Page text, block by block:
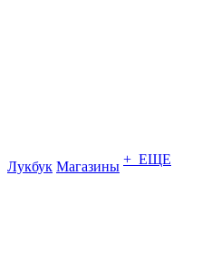
Лукбук Магазины + ЕЩЕ